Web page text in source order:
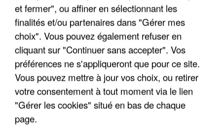
APRÈS TOUTES CES CANICULES, LES REFUGES
DE FAUNE SAUVAGE SONT...
et fermer", ou affiner en sélectionnant les
finalités et/ou partenaires dans "Gérer mes
choix". Vous pouvez également refuser en
cliquant sur "Continuer sans accepter". Vos
préférences ne s'appliqueront que pour ce site.
Vous pouvez mettre à jour vos choix, ou retirer
votre consentement à tout moment via le lien
"Gérer les cookies" situé en bas de chaque
page.